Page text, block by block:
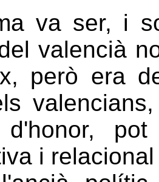
va ser, i
valencià
però era
d'honor,
i